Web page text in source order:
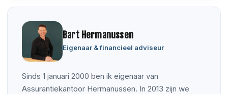
Bart Hermanussen
Eigenaar & financieel adviseur
Sinds 1 januari 2000 ben ik eigenaar van
Assurantiekantoor Hermanussen. In 2013 zijn we